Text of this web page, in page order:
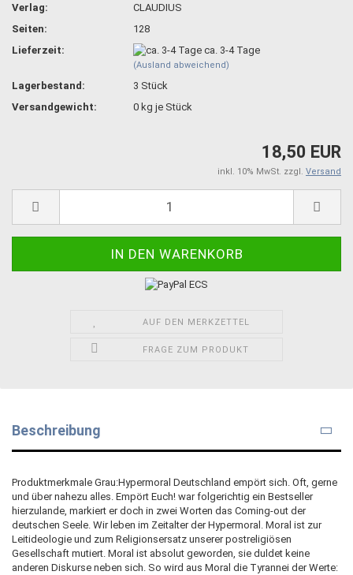
Verlag:
CLAUDIUS
Seiten:
128
Lieferzeit:
ca. 3-4 Tage
(Ausland abweichend)
Lagerbestand: 3 Stück
Versandgewicht:
0 kg je Stück
18,50 EUR
inkl. 10% MwSt. zzgl. Versand
AUF DEN MERKZETTEL
FRAGE ZUM PRODUKT
Beschreibung
Produktmerkmale Grau:Hypermoral Deutschland empört sich. Oft, gerne
und über nahezu alles. Empört Euch! war folgerichtig ein Bestseller
hierzulande, markiert er doch in zwei Worten das Coming-out der
deutschen Seele. Wir leben im Zeitalter der Hypermoral. Moral ist zur
Leitideologie und zum Religionsersatz unserer postreligiösen
Gesellschaft mutiert. Moral ist absolut geworden, sie duldet keine
anderen Diskurse neben sich. So wird aus Moral die Tyrannei der Werte: